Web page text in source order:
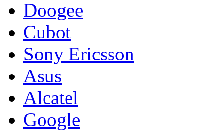
Doogee
Cubot
Sony Ericsson
Asus
Alcatel
Google